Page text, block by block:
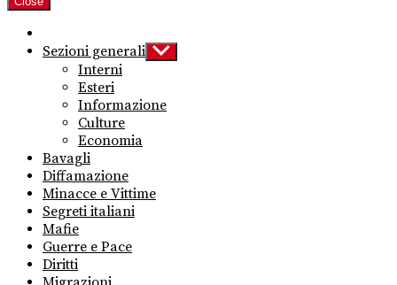
Sezioni generali Show
sub
Interni
Esteri
Informazione
Culture
Economia
Bavagli
Diffamazione
Minacce e Vittime
Segreti italiani
Mafie
Guerre e Pace
Diritti